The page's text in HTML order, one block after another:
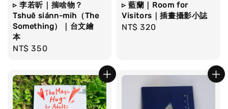
▹ 李若昕｜揣啥物？
Tshuē siánn-mih（The
Something）｜台文繪
本
Regular
NT$ 350
▹ 藍蘭｜Room for
Visitors｜插畫攝影小誌
Regular
NT$ 320